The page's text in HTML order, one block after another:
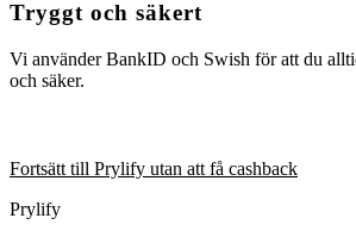
Tryggt och säkert
Vi använder BankID och Swish för att du
och säker.
Fortsätt till Prylify utan att få cashback
Prylify